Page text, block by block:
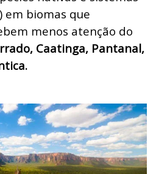
em biomas que
menos atenção do
Caatinga, Pantanal,